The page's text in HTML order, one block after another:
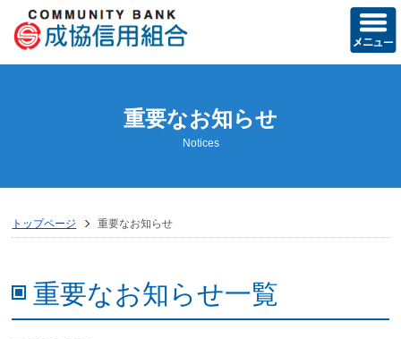
当組合の概要
店舗のご案内
重要なお知らせ
Notices
トップページ 重要なお知らせ
重要なお知らせ一覧